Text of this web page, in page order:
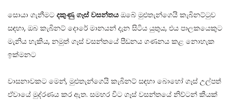
සොයා ගැනීමට දකුණු ගෑස් වසන්තය ඔබේ මුළුතැන්ගෙයි කැබිනට්ටුව
සඳහා, ඔබ කැබිනට් දොරේ මානයන් දැන සිටිය යුතුය, එය පාලකයෙකුට
මැනිය හැකිය, නමුත් ගෑස් වසන්තයේ පීඩනය ගණනය කළ නොහැක
ඉක්මනට
වාසනාවකට මෙන්, මුළුතැන්ගෙයි කැබිනට් සඳහා බොහෝ ගෑස් උල්පත්
ඒවායේ මුද්රණය කර ඇත. සමහර විට ගෑස් වසන්තයේ නිව්ටන් කීයක්